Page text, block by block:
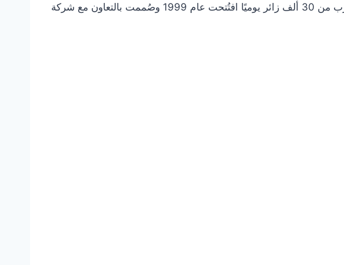
تُعد دريم بارك واحدة من أكبر المدن الترفيهية في المنطقة، وتمتد على مساحة ضخمة تتسع لما يقرب من 30 ألف زائر يوميًا افتُتحت عام 1999 وصُممت بالتعاون مع شركة